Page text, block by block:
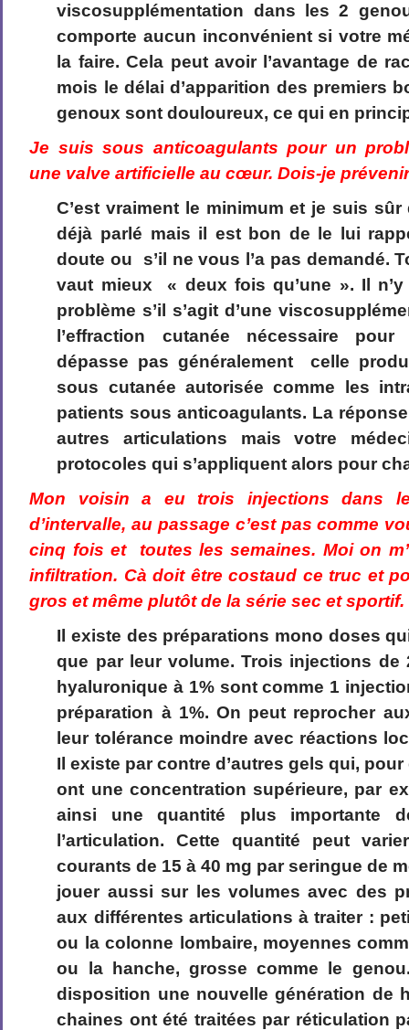
viscosupplémentation dans les 2
comporte aucun inconvénient si votre
la faire. Cela peut avoir l’avantage de
mois le délai d’apparition des premiers
genoux sont douloureux, ce qui en
Je suis sous anticoagulants pour un
une valve artificielle au cœur. Dois-je
C’est vraiment le minimum et je suis
déjà parlé mais il est bon de le lui
doute ou s’il ne vous l’a pas demandé.
vaut mieux « deux fois qu’une ». Il
problème s’il s’agit d’une
l’effraction cutanée nécessaire
dépasse pas généralement celle
sous cutanée autorisée comme les
patients sous anticoagulants. La
autres articulations mais votre
protocoles qui s’appliquent alors pour
Mon voisin a eu trois injections dans
d’intervalle, au passage c’est pas comme
cinq fois et toutes les semaines. Moi on
infiltration. Cà doit être costaud ce truc et
gros et même plutôt de la série sec et
Il existe des préparations mono doses
que par leur volume. Trois injections de
hyaluronique à 1% sont comme 1
préparation à 1%. On peut reprocher
leur tolérance moindre avec réactions
Il existe par contre d’autres gels qui,
ont une concentration supérieure, par
ainsi une quantité plus importante
l’articulation. Cette quantité peut
courants de 15 à 40 mg par seringue de
jouer aussi sur les volumes avec des
aux différentes articulations à traiter :
ou la colonne lombaire, moyennes
ou la hanche, grosse comme le
disposition une nouvelle génération de
chaines ont été traitées par réticulation